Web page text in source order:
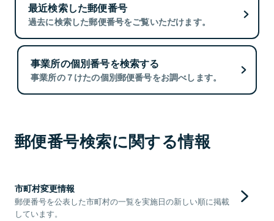
最近検索した郵便番号
過去に検索した郵便番号をご覧いただけます。
事業所の個別番号を検索する
事業所の７けたの個別郵便番号をお調べします。
郵便番号検索に関する情報
市町村変更情報
郵便番号を公表した市町村の一覧を実施日の新しい順に掲載
しています。